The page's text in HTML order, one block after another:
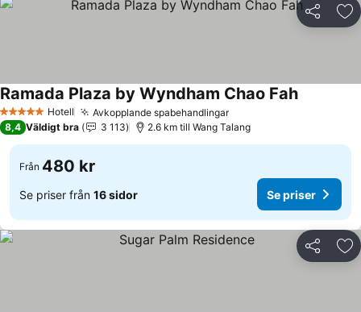
Dela
5 Stjärnor Hotell Avkopplande spabehandlingar
Ramada Plaza by Wyndham Chao Fah
8,4 Väldigt bra 3 113 2.6 km till Wang Talang
Från 480 kr
Se priser från 16 sidor Se priser
Dela